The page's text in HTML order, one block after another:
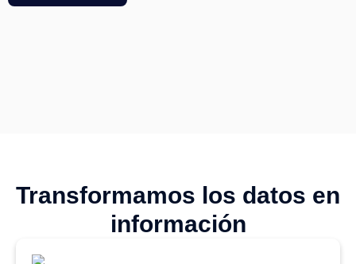
Transformamos los datos en
información